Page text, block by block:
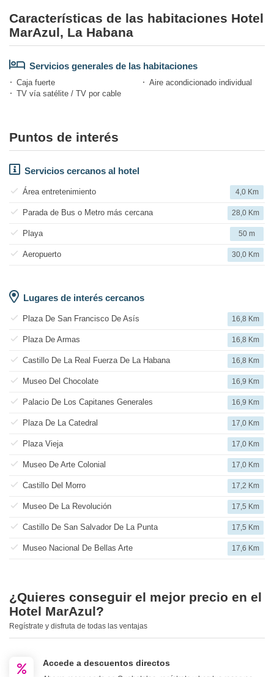
Características de las habitaciones Hotel
MarAzul, La Habana
Servicios generales de las habitaciones
Caja fuerte
Aire acondicionado individual
TV vía satélite / TV por cable
Puntos de interés
Servicios cercanos al hotel
Área entretenimiento 4,0 Km
Parada de Bus o Metro más cercana 28,0 Km
Playa 50 m
Aeropuerto 30,0 Km
Lugares de interés cercanos
Plaza De San Francisco De Asís 16,8 Km
Plaza De Armas 16,8 Km
Castillo De La Real Fuerza De La Habana 16,8 Km
Museo Del Chocolate 16,9 Km
Palacio De Los Capitanes Generales 16,9 Km
Plaza De La Catedral 17,0 Km
Plaza Vieja 17,0 Km
Museo De Arte Colonial 17,0 Km
Castillo Del Morro 17,2 Km
Museo De La Revolución 17,5 Km
Castillo De San Salvador De La Punta 17,5 Km
Museo Nacional De Bellas Arte 17,6 Km
¿Quieres conseguir el mejor precio en el
Hotel MarAzul?
Regístrate y disfruta de todas las ventajas
Accede a descuentos directos